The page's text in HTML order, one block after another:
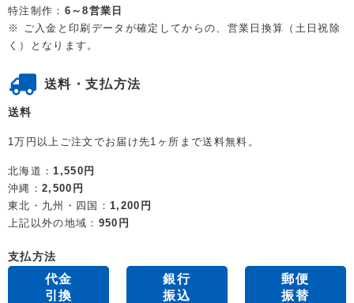
特注制作： 6～8営業日
※ ご入金と印刷データが確定してからの、営業日換算（土日祝除
く）となります。
送料・支払方法
送料
1万円以上ご注文でお届け先1ヶ所まで送料無料。
北海道： 1,550円
沖縄：2,500円
東北・九州・四国： 1,200円
上記以外の地域： 950円
支払方法
代金
引換
銀行
振込
郵便
振替